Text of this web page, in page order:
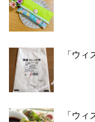
「ウ
「ウ